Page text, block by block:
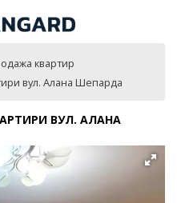
квартир
вул. Алана Шепарда
ВУЛ. АЛАНА